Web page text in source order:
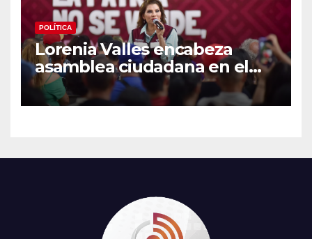
POLÍTICA
Lorenia Valles encabeza
asamblea ciudadana en el
Parque Laura Alicia Frías de
Hermosillo